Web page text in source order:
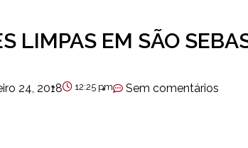
LIMPAS EM SÃO
24, 2018 12:25 pm Sem comentários